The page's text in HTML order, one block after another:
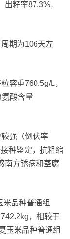
籽率87.3%，
期为106天左
容重760.5g/L，
酸含量
强（倒伏率
种鉴定，抗粗缩
南方锈病和茎腐
品种普通组
，相较于
玉米品种普通组